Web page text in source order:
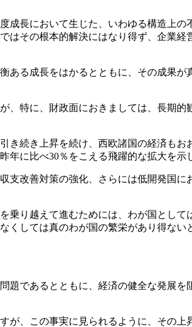
長において生じた、いわゆる構造上
はその根本的解決にはなり得ず、企業
る成長をはかるとともに、その成果
特に、財政面におきましては、長期
続き上昇を続け、西欧諸国の経済も
に比べ30％をこえる飛躍的な拡大を示
改善対策の強化、さらには低開発国
り越えて進むためには、わが国とし
しては真のわが国の繁栄があり得な
であるとともに、経済の健全な発展
、この事実に見られるように、その